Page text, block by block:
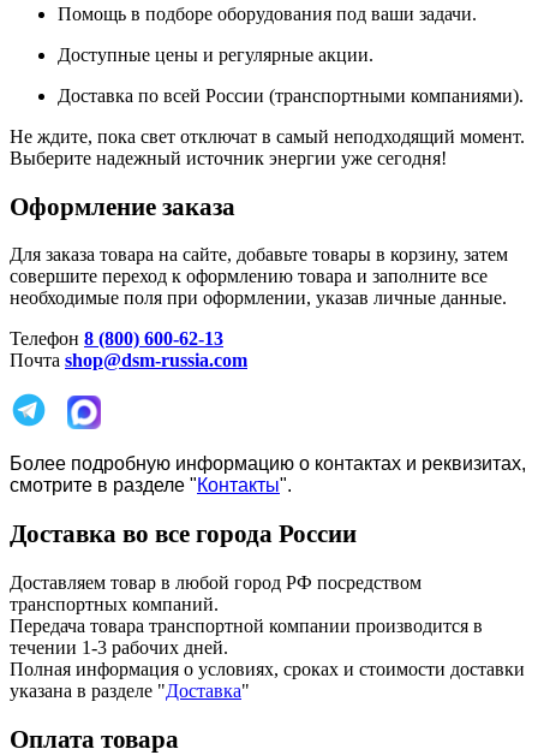
Помощь в подборе оборудования под ваши задачи.
Доступные цены и регулярные акции.
Доставка по всей России (транспортными компаниями).
Не ждите, пока свет отключат в самый неподходящий момент.
Выберите надежный источник энергии уже сегодня!
Оформление заказа
Для заказа товара на сайте, добавьте товары в корзину, затем
совершите переход к оформлению товара и заполните все
необходимые поля при оформлении, указав личные данные.
Телефон 8 (800) 600-62-13
Почта shop@dsm-russia.com
Более подробную информацию о контактах и реквизитах,
смотрите в разделе "Контакты".
Доставка во все города России
Доставляем товар в любой город РФ посредством
транспортных компаний.
Передача товара транспортной компании производится в
течении 1-3 рабочих дней.
Полная информация о условиях, сроках и стоимости доставки
указана в разделе "Доставка"
Оплата товара